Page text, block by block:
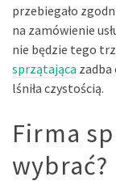
przebiegało
na zamówienie
nie będzie tego
sprzątająca
lśniła czystością.
Firma
wybrać?